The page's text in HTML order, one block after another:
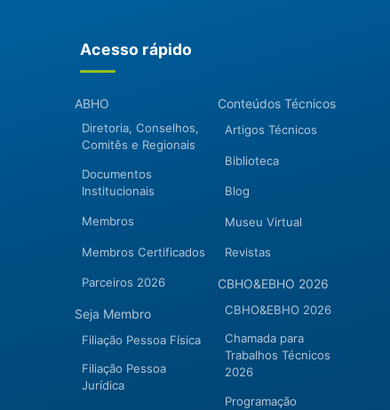
Acesso rápido
ABHO
Diretoria, Conselhos,
Comitês e Regionais
Documentos
Institucionais
Membros
Membros Certificados
Parceiros 2026
Seja Membro
Filiação Pessoa Física
Filiação Pessoa
Jurídica
Conteúdos Técnicos
Artigos Técnicos
Biblioteca
Blog
Museu Virtual
Revistas
CBHO&EBHO 2026
CBHO&EBHO 2026
Chamada para
Trabalhos Técnicos
2026
Programação